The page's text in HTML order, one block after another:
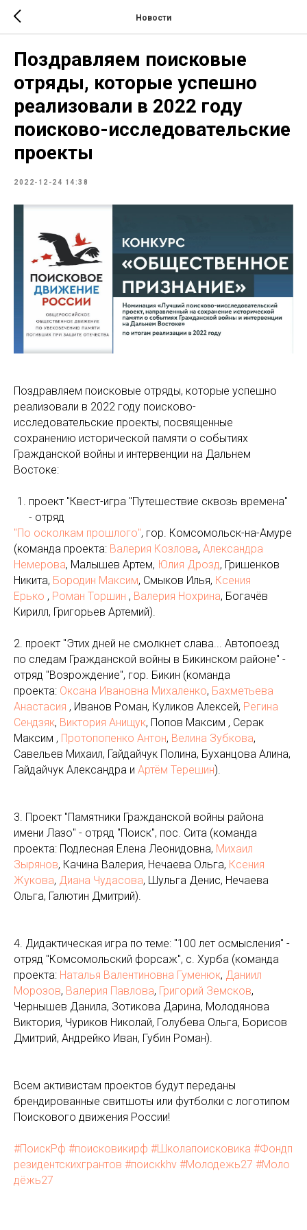
Новости
Поздравляем поисковые
отряды, которые успешно
реализовали в 2022 году
поисково-исследовательские
проекты
2022-12-24 14:38
Поздравляем поисковые отряды, которые успешно
реализовали в 2022 году поисково-
исследовательские проекты, посвященные
сохранению исторической памяти о событиях
Гражданской войны и интервенции на Дальнем
Востоке:
проект "Квест-игра "Путешествие сквозь времена"
- отряд
"По осколкам прошлого", гор. Комсомольск-на-Амуре
(команда проекта: Валерия Козлова, Александра
Немерова, Малышев Артем, Юлия Дрозд, Гришенков
Никита, Бородин Максим, Смыков Илья, Ксения
Ерько , Роман Торшин , Валерия Нохрина, Богачёв
Кирилл, Григорьев Артемий).
2. проект "Этих дней не смолкнет слава... Автопоезд
по следам Гражданской войны в Бикинском районе" -
отряд "Возрождение", гор. Бикин (команда
проекта: Оксана Ивановна Михаленко, Бахметьева
Анастасия , Иванов Роман, Куликов Алексей, Регина
Сендзяк, Виктория Анищук, Попов Максим , Серак
Максим , Протопопенко Антон, Велина Зубкова,
Савельев Михаил, Гайдайчук Полина, Буханцова Алина,
Гайдайчук Александра и Артём Терешин).
3. Проект "Памятники Гражданской войны района
имени Лазо" - отряд "Поиск", пос. Сита (команда
проекта: Подлесная Елена Леонидовна, Михаил
Зырянов, Качина Валерия, Нечаева Ольга, Ксения
Жукова, Диана Чудасова, Шульга Денис, Нечаева
Ольга, Галютин Дмитрий).
4. Дидактическая игра по теме: "100 лет осмысления" -
отряд "Комсомольский форсаж", с. Хурба (команда
проекта: Наталья Валентиновна Гуменюк, Даниил
Морозов, Валерия Павлова, Григорий Земсков,
Чернышев Данила, Зотикова Дарина, Молодянова
Виктория, Чуриков Николай, Голубева Ольга, Борисов
Дмитрий, Андрейко Иван, Губин Роман).
Всем активистам проектов будут переданы
брендированные свитшоты или футболки с логотипом
Поискового движения России!
#ПоискРф #поисковикирф #Школапоисковика #Фондп
резидентскихгрантов #поискkhv #Молодежь27 #Моло
дёжь27